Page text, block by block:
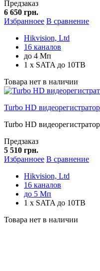
Предзаказ
6 650 грн.
Избранноее В сравнение
Hikvision, Ltd
16 каналов
до 4 Мп
1 x SATA до 10TB
Товара нет в наличии
Turbo HD
Turbo HD
Предзаказ
5 510 грн.
Избранноее В сравнение
Hikvision, Ltd
16 каналов
до 5 Мп
1 x SATA до 10TB
Товара нет в наличии